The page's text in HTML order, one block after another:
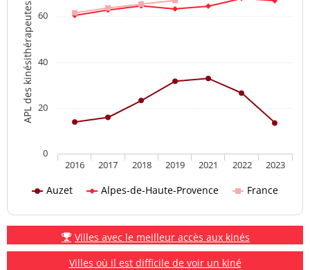
APL des kinésithérapeutes
Auzet Alpes-de-Haute-Provence France
2016 2017 2018 2019 2021 2022 2023
0
20
40
60
Villes avec le meilleur accès aux kinés
Villes où il est difficile de voir un kiné